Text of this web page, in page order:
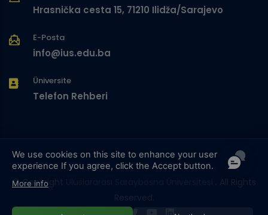
Hrasnička cesta 15, 71210 Ilidža/Sarajevo
E-Posta
info@ius.edu.ba
Üniversite
Telefon Rehberi
© Copyright
We use cookies on this site to enhance your user
experience If you agree, click the Accept button.
More info